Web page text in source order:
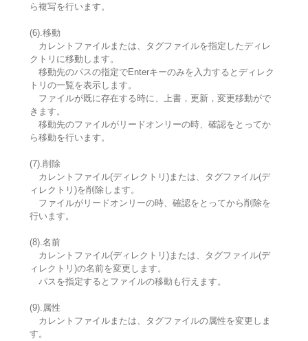
ら複写を行います。
(6).移動
カレントファイルまたは、タグファイルを指定したディレ
クトリに移動します。
移動先のパスの指定でEnterキーのみを入力するとディレク
トリの一覧を表示します。
ファイルが既に存在する時に、上書，更新，変更移動がで
きます。
移動先のファイルがリードオンリーの時、確認をとってか
ら移動を行います。
(7).削除
カレントファイル(ディレクトリ)または、タグファイル(デ
ィレクトリ)を削除します。
ファイルがリードオンリーの時、確認をとってから削除を
行います。
(8).名前
カレントファイル(ディレクトリ)または、タグファイル(デ
ィレクトリ)の名前を変更します。
パスを指定するとファイルの移動も行えます。
(9).属性
カレントファイルまたは、タグファイルの属性を変更しま
す。